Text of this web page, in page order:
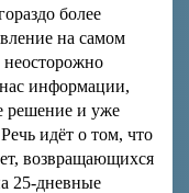
более
на самом
неосторожно
информации,
решение и уже
идёт о том, что
возвращающихся
25-дневные